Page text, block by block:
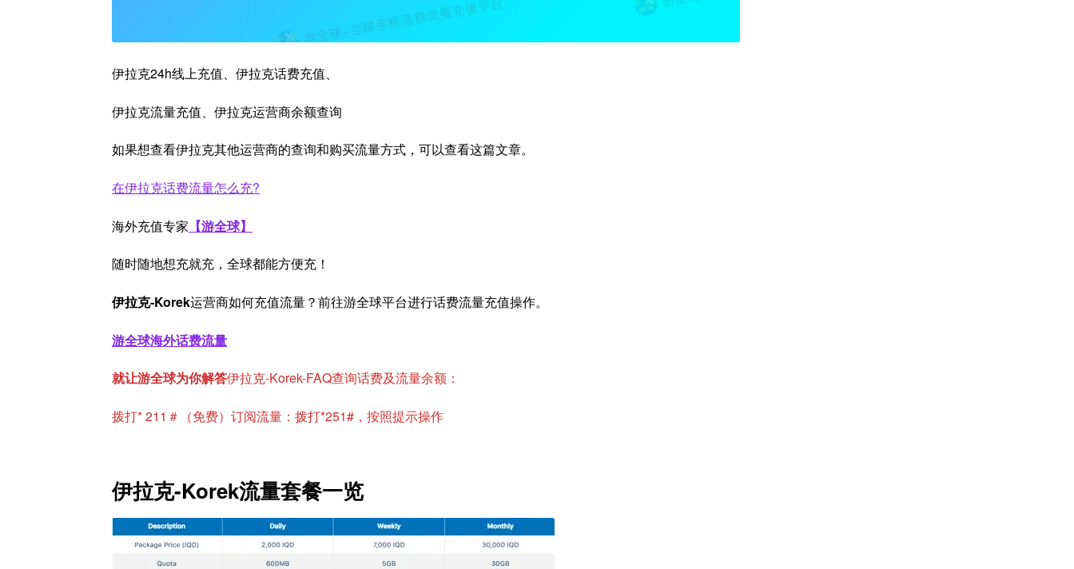
伊拉克24h线上充值、伊拉克话费充值、
伊拉克流量充值、伊拉克运营商余额查询
如果想查看伊拉克其他运营商的查询和购买流量方式，可以查看这篇文章。
在伊拉克话费流量怎么充?
海外充值专家 【游全球】
随时随地想充就充，全球都能方便充！
伊拉克-Korek运营商如何充值流量？前往游全球平台进行话费流量充值操作。
游全球海外话费流量
就让游全球为你解答伊拉克-Korek-FAQ查询话费及流量余额：
拨打* 211＃（免费）订阅流量：拨打*251#，按照提示操作
伊拉克-Korek流量套餐一览